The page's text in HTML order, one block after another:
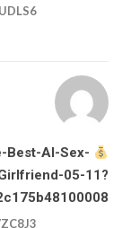
Best-AI-Sex-
05-11?